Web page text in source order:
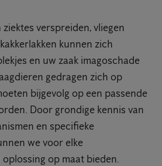
verspreiden, vliegen
kunnen zich
en uw zaak imagoschade
gedragen zich op
bijgevolg op een passende
Door grondige kennis van
en specifieke
we voor elke
op maat bieden.